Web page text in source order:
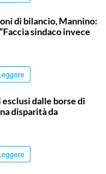
di bilancio, Mannino:
sindaco invece
dalle borse di
disparità da